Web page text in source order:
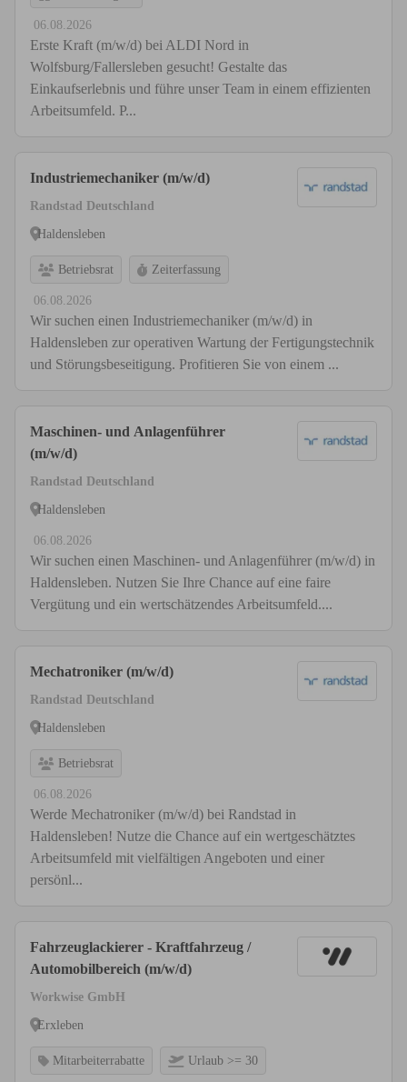
06.08.2026
Erste Kraft (m/w/d) bei ALDI Nord in
Wolfsburg/Fallersleben gesucht! Gestalte das
Einkaufserlebnis und führe unser Team in einem effizienten
Arbeitsumfeld. P...
Industriemechaniker (m/w/d)
Randstad Deutschland
Haldensleben
Betriebsrat Zeiterfassung
06.08.2026
Wir suchen einen Industriemechaniker (m/w/d) in
Haldensleben zur operativen Wartung der Fertigungstechnik
und Störungsbeseitigung. Profitieren Sie von einem ...
Maschinen- und Anlagenführer
(m/w/d)
Randstad Deutschland
Haldensleben
06.08.2026
Wir suchen einen Maschinen- und Anlagenführer (m/w/d) in
Haldensleben. Nutzen Sie Ihre Chance auf eine faire
Vergütung und ein wertschätzendes Arbeitsumfeld....
Mechatroniker (m/w/d)
Randstad Deutschland
Haldensleben
Betriebsrat
06.08.2026
Werde Mechatroniker (m/w/d) bei Randstad in
Haldensleben! Nutze die Chance auf ein wertgeschätztes
Arbeitsumfeld mit vielfältigen Angeboten und einer
persönl...
Fahrzeuglackierer - Kraftfahrzeug /
Automobilbereich (m/w/d)
Workwise GmbH
Erxleben
Mitarbeiterrabatte Urlaub >= 30